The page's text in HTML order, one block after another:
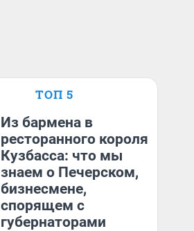
ТОП 5
Из бармена в
ресторанного короля
Кузбасса: что мы
знаем о Печерском,
бизнесмене,
спорящем с
губернаторами